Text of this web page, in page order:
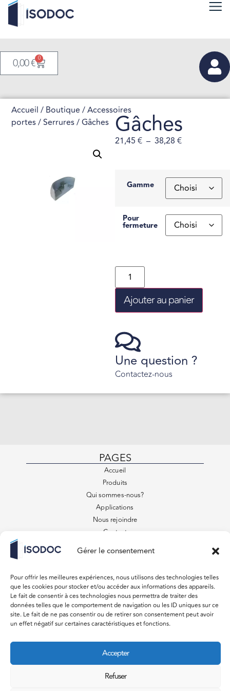
Gérer le consentement
Pour offrir les meilleures expériences, nous utilisons des technologies telles
que les cookies pour stocker et/ou accéder aux informations des appareils.
Le fait de consentir à ces technologies nous permettra de traiter des
données telles que le comportement de navigation ou les ID uniques sur ce
site. Le fait de ne pas consentir ou de retirer son consentement peut avoir
un effet négatif sur certaines caractéristiques et fonctions.
Accepter
Refuser
0,00€ 0
Accueil / Boutique /Accessoires
portes/Serrures/ Gâches Gâches
21,45 € – 38,28 €
Gamme
Pour
fermeture
Ajouter au panier
Une question ?
Contactez-nous
PAGES
Accueil
Produits
Qui sommes-nous?
Applications
Nous rejoindre
Contact
Conditions générales de vente
879 Rue des Entrepreneurs
31220 Lavelanet de Comminges
Du lundi au vendredi 08:00 – 18:00
Samedi, Dimanche Fermé
CONTACT
devis@isodoc.fr
05 61 97 11 11